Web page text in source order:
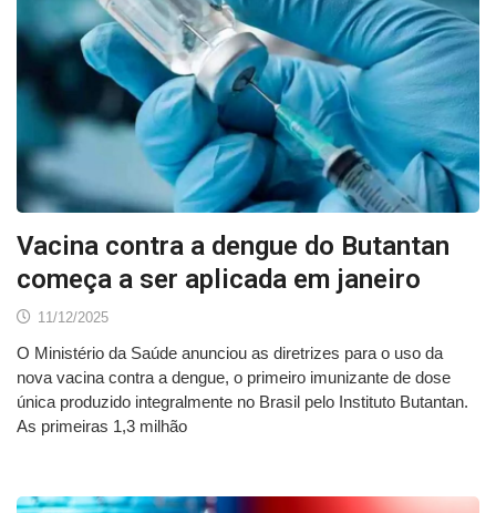
Vacina contra a dengue do Butantan
começa a ser aplicada em janeiro
11/12/2025
O Ministério da Saúde anunciou as diretrizes para o uso da
nova vacina contra a dengue, o primeiro imunizante de dose
única produzido integralmente no Brasil pelo Instituto Butantan.
As primeiras 1,3 milhão